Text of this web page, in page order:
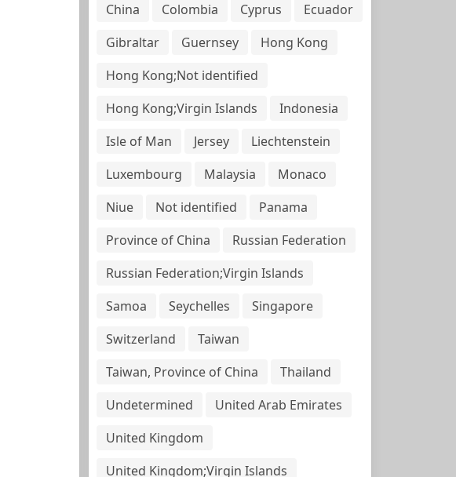
China
Colombia Cyprus
Ecuador
Gibraltar
Guernsey
Hong Kong
Hong Kong;Not identified
Hong Kong;Virgin Islands
Indonesia
Isle of Man
Jersey
Liechtenstein
Luxembourg
Malaysia
Monaco
Niue
Not identified
Panama
Province of China
Russian Federation
Russian Federation;Virgin Islands
Samoa
Seychelles
Singapore
Switzerland
Taiwan
Taiwan, Province of China
Thailand
Undetermined
United Arab Emirates
United Kingdom
United Kingdom;Virgin Islands